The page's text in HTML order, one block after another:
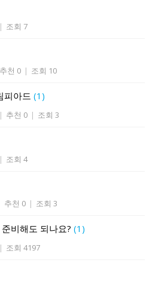
| 조회 7
추천 0 | 조회 10
피아드(1)
| 추천 0 | 조회 3
| 조회 4
추천 0 | 조회 3
비해도 되나요?(1)
| 조회 4197